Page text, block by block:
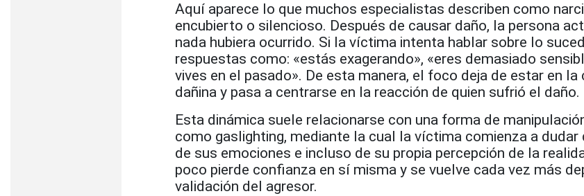
Aquí aparece lo que muchos especialistas describen como
encubierto o silencioso. Después de causar daño, la persona
nada hubiera ocurrido. Si la víctima intenta hablar sobre lo
respuestas como: «estás exagerando», «eres demasiado
vives en el pasado». De esta manera, el foco deja de estar en
dañina y pasa a centrarse en la reacción de quien sufrió el daño.
Esta dinámica suele relacionarse con una forma de
como gaslighting, mediante la cual la víctima comienza a dudar
de sus emociones e incluso de su propia percepción de la
poco pierde confianza en sí misma y se vuelve cada vez más
validación del agresor.